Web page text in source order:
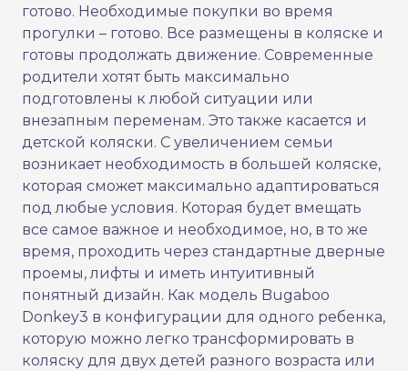
готово. Необходимые покупки во время
прогулки – готово. Все размещены в коляске и
готовы продолжать движение. Современные
родители хотят быть максимально
подготовлены к любой ситуации или
внезапным переменам. Это также касается и
детской коляски. С увеличением семьи
возникает необходимость в большей коляске,
которая сможет максимально адаптироваться
под любые условия. Которая будет вмещать
все самое важное и необходимое, но, в то же
время, проходить через стандартные дверные
проемы, лифты и иметь интуитивный
понятный дизайн. Как модель Bugaboo
Donkey3 в конфигурации для одного ребенка,
которую можно легко трансформировать в
коляску для двух детей разного возраста или